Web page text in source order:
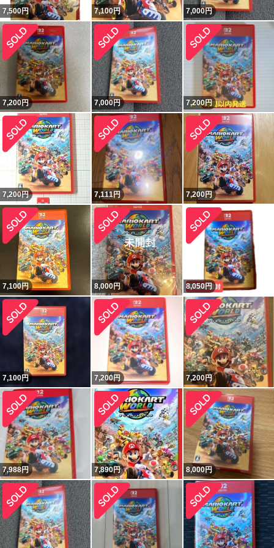
7,500円 7,100円 7,000円
7,200円 7,000円 7,200円
7,200円 7,111円 7,200円
7,100円 8,000円 8,050円
7,100円 7,200円 7,200円
7,988円 7,890円 8,000円